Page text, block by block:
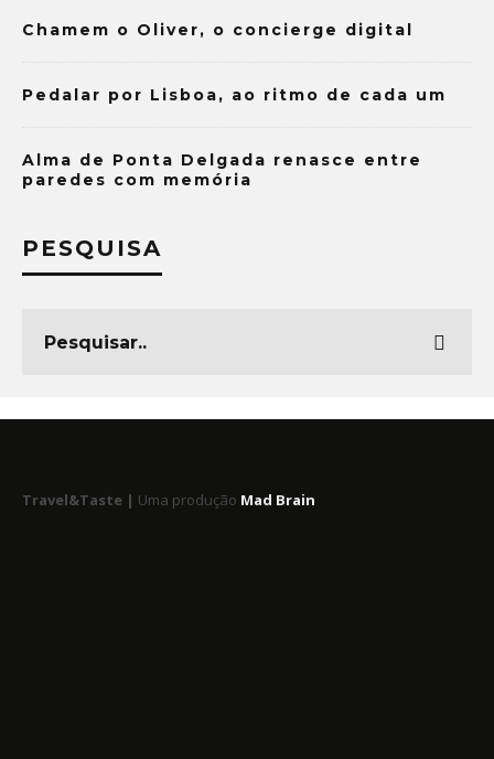
Chamem o Oliver, o concierge digital
Pedalar por Lisboa, ao ritmo de cada um
Alma de Ponta Delgada renasce entre
paredes com memória
PESQUISA
Travel&Taste | Uma produção Mad Brain